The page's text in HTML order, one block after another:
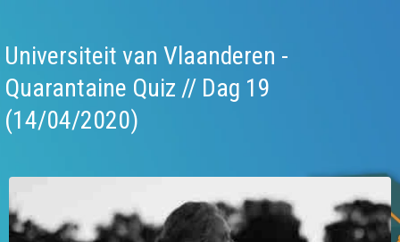
Universiteit van Vlaanderen -
Quarantaine Quiz // Dag 19
(14/04/2020)